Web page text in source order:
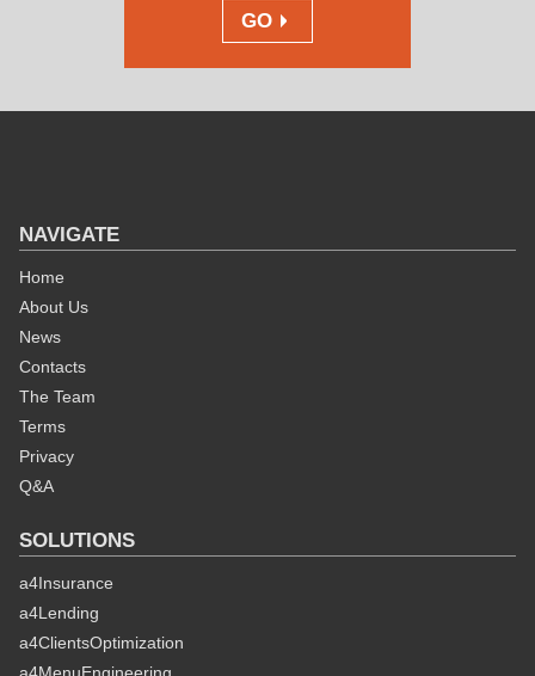
GO
NAVIGATE
Home
About Us
News
Contacts
The Team
Terms
Privacy
Q&A
SOLUTIONS
a4Insurance
a4Lending
a4ClientsOptimization